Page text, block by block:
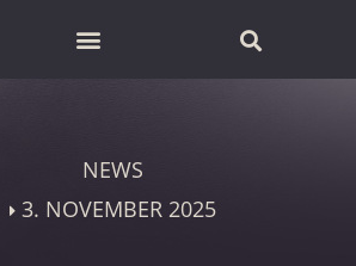
NEWS
3. NOVEMBER 2025